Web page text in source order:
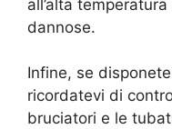
all’alta
dannose.
Infine, se
ricordatevi di
bruciatori e le